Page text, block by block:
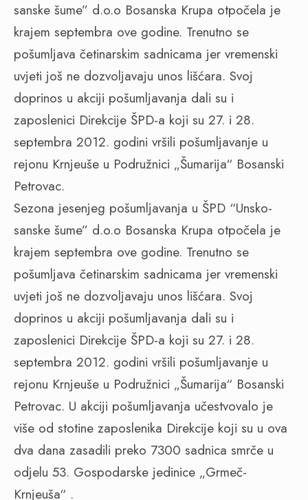
sanske šume” d.o.o Bosanska Krupa otpočela je
krajem septembra ove godine. Trenutno se
pošumljava četinarskim sadnicama jer vremenski
uvjeti još ne dozvoljavaju unos lišćara. Svoj
doprinos u akciji pošumljavanja dali su i
zaposlenici Direkcije ŠPD-a koji su 27. i 28.
septembra 2012. godini vršili pošumljavanje u
rejonu Krnjeuše u Podružnici „Šumarija“ Bosanski
Petrovac.
Sezona jesenjeg pošumljavanja u ŠPD “Unsko-
sanske šume” d.o.o Bosanska Krupa otpočela je
krajem septembra ove godine. Trenutno se
pošumljava četinarskim sadnicama jer vremenski
uvjeti još ne dozvoljavaju unos lišćara. Svoj
doprinos u akciji pošumljavanja dali su i
zaposlenici Direkcije ŠPD-a koji su 27. i 28.
septembra 2012. godini vršili pošumljavanje u
rejonu Krnjeuše u Podružnici „Šumarija“ Bosanski
Petrovac. U akciji pošumljavanja učestvovalo je
više od stotine zaposlenika Direkcije koji su u ova
dva dana zasadili preko 7300 sadnica smrče u
odjelu 53. Gospodarske jedinice „Grmeč-
Krnjeuša“ .